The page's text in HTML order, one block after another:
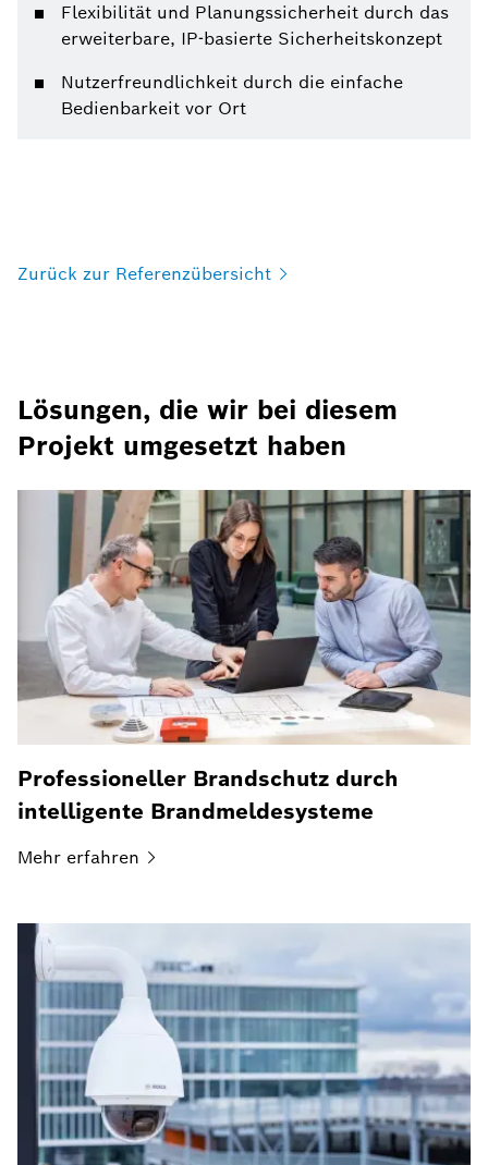
Flexibilität und Planungssicherheit durch das
erweiterbare, IP-basierte Sicherheitskonzept
Nutzerfreundlichkeit durch die einfache
Bedienbarkeit vor Ort
Zurück zur Referenzübersicht
Lösungen, die wir bei diesem
Projekt umgesetzt haben
Professioneller Brandschutz durch
intelligente Brandmeldesysteme
Mehr erfahren